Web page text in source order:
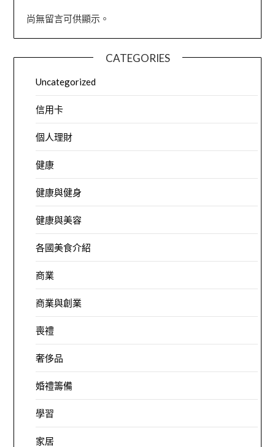
尚無留言可供顯示。
CATEGORIES
Uncategorized
信用卡
個人理財
健康
健康與健身
健康與美容
各國美食介紹
商業
商業與創業
喪禮
奢侈品
婚禮籌備
學習
家居